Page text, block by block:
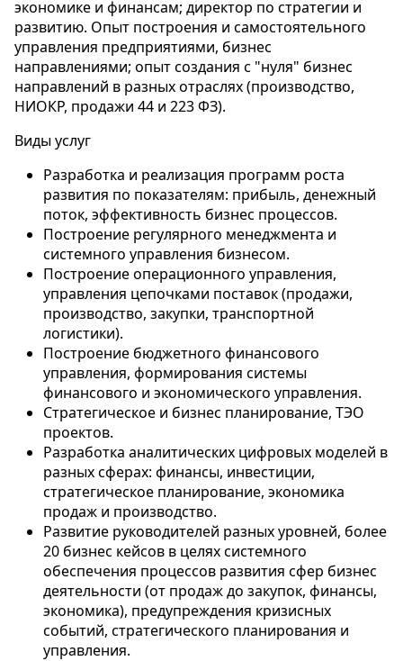
экономике и финансам; директор по стратегии и
развитию. Опыт построения и самостоятельного
управления предприятиями, бизнес
направлениями; опыт создания с "нуля" бизнес
направлений в разных отраслях (производство,
НИОКР, продажи 44 и 223 ФЗ).
Виды услуг
Разработка и реализация программ роста
развития по показателям: прибыль, денежный
поток, эффективность бизнес процессов.
Построение регулярного менеджмента и
системного управления бизнесом.
Построение операционного управления,
управления цепочками поставок (продажи,
производство, закупки, транспортной
логистики).
Построение бюджетного финансового
управления, формирования системы
финансового и экономического управления.
Стратегическое и бизнес планирование, ТЭО
проектов.
Разработка аналитических цифровых моделей в
разных сферах: финансы, инвестиции,
стратегическое планирование, экономика
продаж и производство.
Развитие руководителей разных уровней, более
20 бизнес кейсов в целях системного
обеспечения процессов развития сфер бизнес
деятельности (от продаж до закупок, финансы,
экономика), предупреждения кризисных
событий, стратегического планирования и
управления.